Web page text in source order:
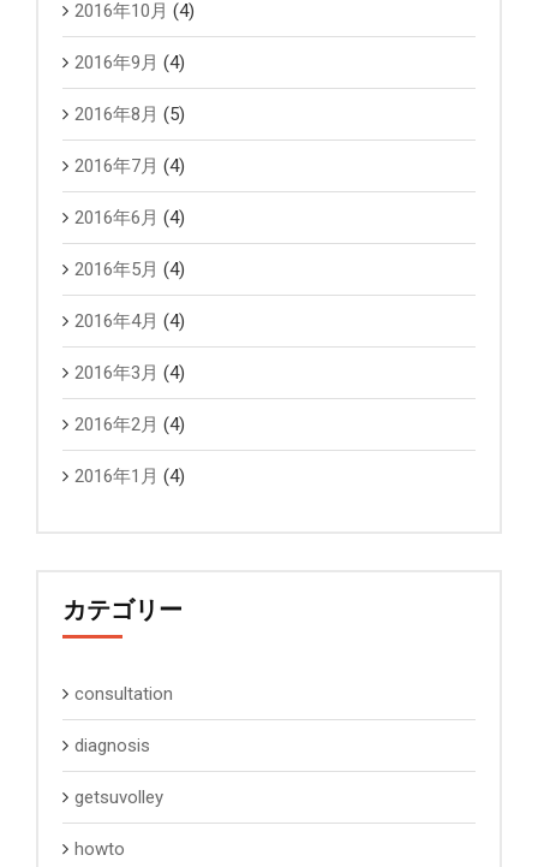
2016年10月 (4)
2016年9月 (4)
2016年8月 (5)
2016年7月 (4)
2016年6月 (4)
2016年5月 (4)
2016年4月 (4)
2016年3月 (4)
2016年2月 (4)
2016年1月 (4)
カテゴリー
consultation
diagnosis
getsuvolley
howto